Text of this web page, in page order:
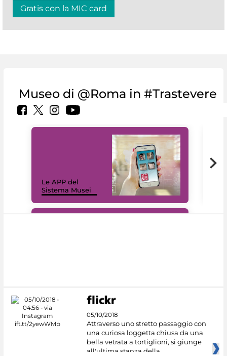
Gratis con la MIC card
Museo di @Roma in #Trastevere
Le APP del
Sistema Musei
05/10/2018
Attraverso uno stretto passaggio con
una curiosa loggetta chiusa da una
bella vetrata a tortiglioni, si giunge
all'ultima stanza della